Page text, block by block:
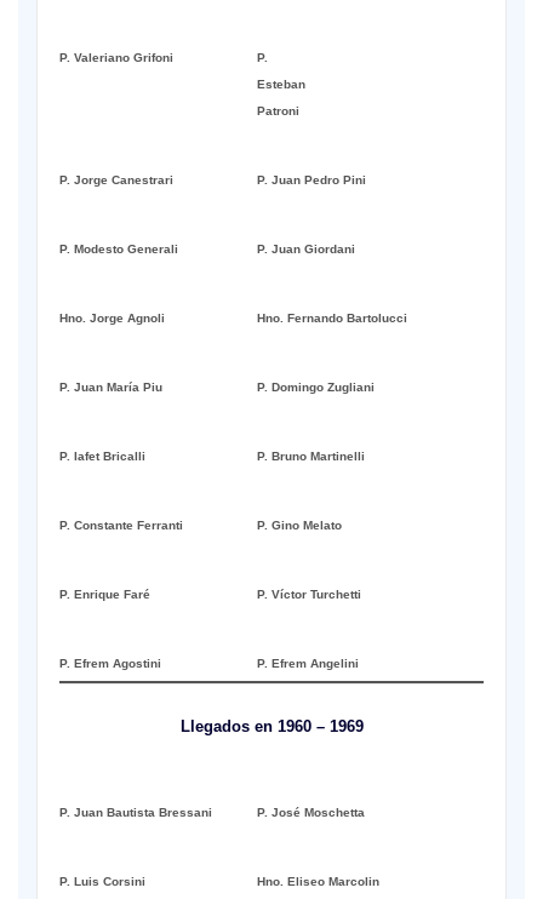
P. Valeriano Grifoni
P.
Esteban
Patroni
P. Jorge Canestrari P. Juan Pedro Pini
P. Modesto Generali P. Juan Giordani
Hno. Jorge Agnoli Hno. Fernando Bartolucci
P. Juan María Piu P. Domingo Zugliani
P. Iafet Bricalli P. Bruno Martinelli
P. Constante Ferranti P. Gino Melato
P. Enrique Faré P. Víctor Turchetti
P. Efrem Agostini P. Efrem Angelini
Llegados en 1960 – 1969
P. Juan Bautista Bressani P. José Moschetta
P. Luis Corsini Hno. Eliseo Marcolin